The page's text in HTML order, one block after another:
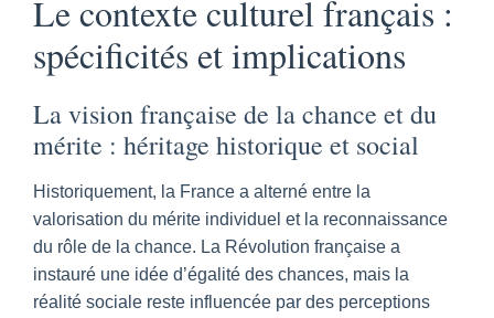
Le contexte culturel français :
spécificités et implications
La vision française de la chance et du
mérite : héritage historique et social
Historiquement, la France a alterné entre la
valorisation du mérite individuel et la reconnaissance
du rôle de la chance. La Révolution française a
instauré une idée d’égalité des chances, mais la
réalité sociale reste influencée par des perceptions